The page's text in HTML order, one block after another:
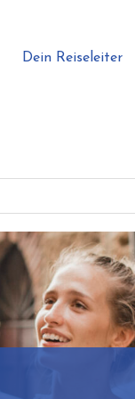
Dein Reiseleiter